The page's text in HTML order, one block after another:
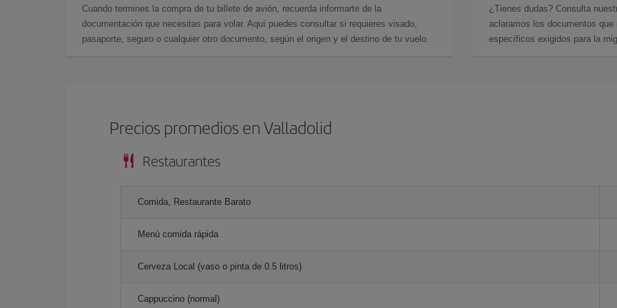
Cuando termines la compra de tu billete de avión, recuerda informarte de la
documentación que necesitas para volar. Aquí puedes consultar si requieres visado,
pasaporte, seguro o cualquier otro documento, según el origen y el destino de tu vuelo.
¿Tienes dudas? Consulta
aclaramos los documentos
específicos exigidos para la
Precios promedios en Valladolid
Restaurantes
Comida, Restaurante Barato
Menú comida rápida
Cerveza Local (vaso o pinta de 0.5 litros)
Cappuccino (normal)